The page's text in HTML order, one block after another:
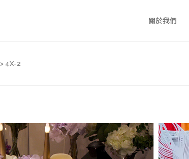
關於我們
> 4X-2